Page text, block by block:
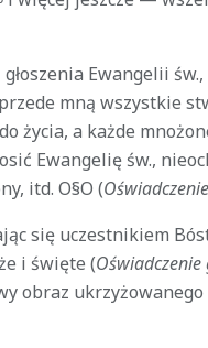
Ewangelii św.,
mną wszystkie
życia, a każde
Ewangelię św.,
itd. O§O (
się uczestnikiem
i święte (
obraz ukrzyżowanego